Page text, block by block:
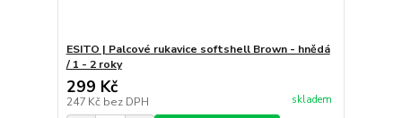
ESITO | Palcové rukavice softshell Brown - hnědá
/ 1 - 2 roky
299 Kč
247 Kč bez DPH skladem